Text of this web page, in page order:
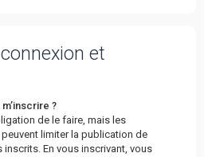
et
?
de le faire, mais les
limiter la publication de
En vous inscrivant, vous